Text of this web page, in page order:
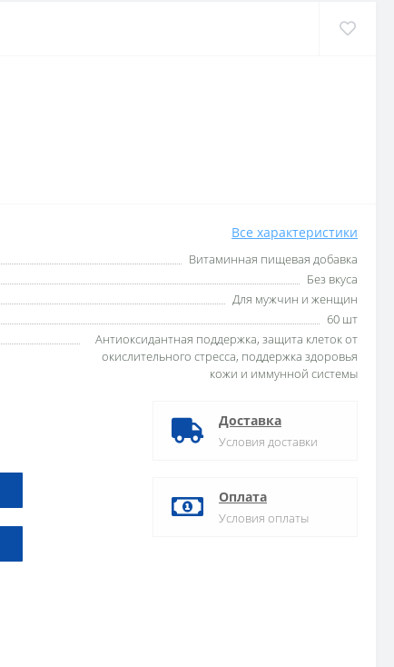
Все характеристики
Витаминная пищевая добавка
Без вкуса
Для мужчин и женщин
60 шт
Антиоксидантная поддержка, защита клеток от
окислительного стресса, поддержка здоровья
кожи и иммунной системы
Доставка
Условия доставки
Оплата
Условия оплаты